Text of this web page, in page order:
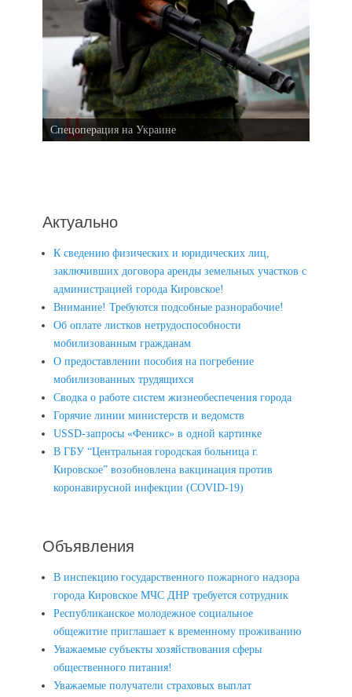
Спецоперация на Украине
Актуально
К сведению физических и юридических лиц,
заключивших договора аренды земельных участков с
администрацией города Кировское!
Внимание! Требуются подсобные разнорабочие!
Об оплате листков нетрудоспособности
мобилизованным гражданам
О предоставлении пособия на погребение
мобилизованных трудящихся
Сводка о работе систем жизнеобеспечения города
Горячие линии министерств и ведомств
USSD-запросы «Феникс» в одной картинке
В ГБУ “Центральная городская больница г.
Кировское” возобновлена вакцинация против
коронавирусной инфекции (COVID-19)
Объявления
В инспекцию государственного пожарного надзора
города Кировское МЧС ДНР требуется сотрудник
Республиканское молодежное социальное
общежитие приглашает к временному проживанию
Уважаемые субъекты хозяйствования сферы
общественного питания!
Уважаемые получатели страховых выплат